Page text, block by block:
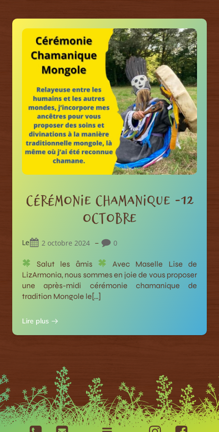
Cérémonie chamanique -12
octobre
Le 2 octobre 2024 – 0
Salut les âmis
Avec Maselle Lise de
LizArmonia, nous sommes en joie de vous proposer
une après-midi cérémonie chamanique de
tradition Mongole le[…]
Lire plus